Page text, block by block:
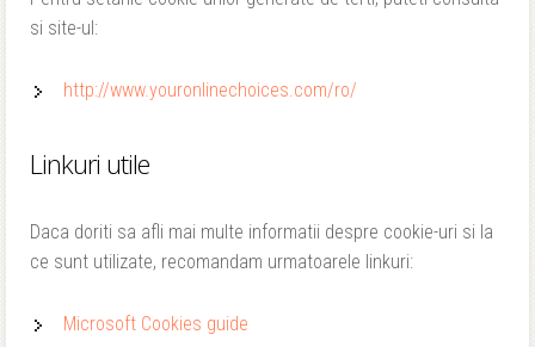
si site-ul:
http://www.youronlinechoices.com/ro/
Linkuri utile
Daca doriti sa afli mai multe informatii despre cookie-uri si la
ce sunt utilizate, recomandam urmatoarele linkuri:
Microsoft Cookies guide